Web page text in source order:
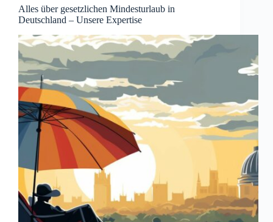
Alles über gesetzlichen Mindesturlaub in
Deutschland – Unsere Expertise